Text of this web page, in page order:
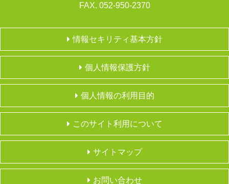
FAX. 052-950-2370
情報セキリティ基本方針
個人情報保護方針
個人情報の利用目的
このサイト利用について
サイトマップ
お問い合わせ